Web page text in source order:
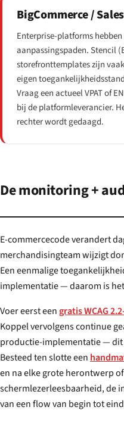
BigCommerce /
Enterprise-platforms
aanpassingspaden. Stencil
storefronttemplates zijn
eigen
Vraag een actueel VPAT of
bij de platformleverancier.
rechter wordt gedaagd.
De monitoring +
E-commercecode verandert
merchandisingteam wijzigt
Een eenmalige
implementatie — daarom is
Voer eerst een gratis WCAG
Koppel vervolgens continue geautomatiseerde
productie-implementatie — dit is de laag die regressies
Besteed ten slotte een
en na elke grote herontwerp of platformmigratie — geautomatiseerde tooling zal nooit
schermlezerleesbaarheid, de intentie van focusvolgorde of de
van een flow van begin tot